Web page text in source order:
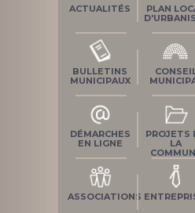
ACTUALITÉS
PLAN
BULLETINS
MUNICIPAUX
DÉMARCHES
EN LIGNE
PROJETS
LA
ASSOCIATIONS